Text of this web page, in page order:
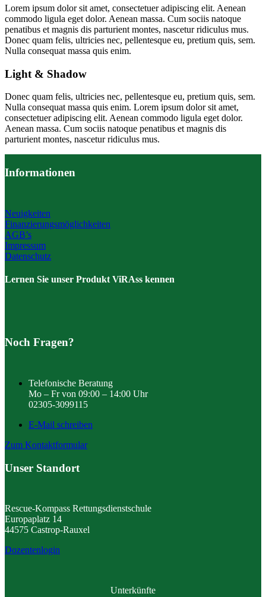
Lorem ipsum dolor sit amet, consectetuer adipiscing elit. Aenean
commodo ligula eget dolor. Aenean massa. Cum sociis natoque
penatibus et magnis dis parturient montes, nascetur ridiculus mus.
Donec quam felis, ultricies nec, pellentesque eu, pretium quis, sem.
Nulla consequat massa quis enim.
Light & Shadow
Donec quam felis, ultricies nec, pellentesque eu, pretium quis, sem.
Nulla consequat massa quis enim. Lorem ipsum dolor sit amet,
consectetuer adipiscing elit. Aenean commodo ligula eget dolor.
Aenean massa. Cum sociis natoque penatibus et magnis dis
parturient montes, nascetur ridiculus mus.
Informationen
Neuigkeiten
Finanzierungsmöglichkeiten
AGB’s
Impressum
Datenschutz
Lernen Sie unser Produkt ViRAss kennen
Noch Fragen?
Telefonische Beratung
Mo – Fr von 09:00 – 14:00 Uhr
02305-3099115
E-Mail schreiben
Zum Kontaktformular
Unser Standort
Rescue-Kompass Rettungsdienstschule
Europaplatz 14
44575 Castrop-Rauxel
Dozentenlogin
Unterkünfte